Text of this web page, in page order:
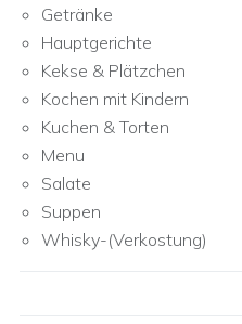
Getränke
Hauptgerichte
Kekse & Plätzchen
Kochen mit Kindern
Kuchen & Torten
Menu
Salate
Suppen
Whisky-(Verkostung)